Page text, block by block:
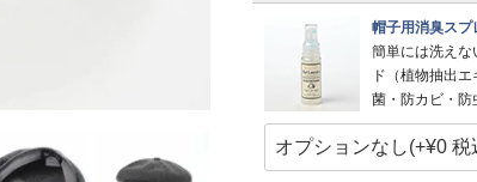
帽子用消臭スプ
簡単には洗えな
ド（植物抽出
菌・防カビ・防